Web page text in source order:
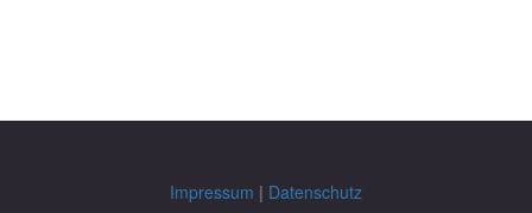
Impressum | Datenschutz